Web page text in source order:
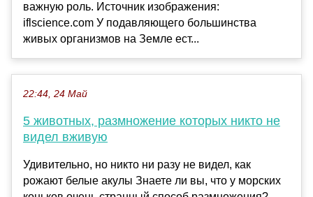
важную роль. Источник изображения:
iflscience.com У подавляющего большинства
живых организмов на Земле ест...
22:44, 24 Май
5 животных, размножение которых никто не
видел вживую
Удивительно, но никто ни разу не видел, как
рожают белые акулы Знаете ли вы, что у морских